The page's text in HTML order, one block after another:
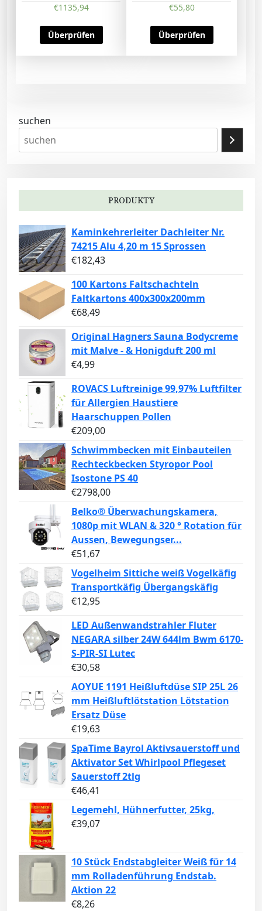
€1135,94
Überprüfen
€55,80
Überprüfen
suchen
PRODUKTY
Kaminkehrerleiter Dachleiter Nr.
74215 Alu 4,20 m 15 Sprossen
€182,43
100 Kartons Faltschachteln
Faltkartons 400x300x200mm
€68,49
Original Hagners Sauna Bodycreme
mit Malve - & Honigduft 200 ml
€4,99
ROVACS Luftreinige 99,97% Luftfilter
für Allergien Haustiere
Haarschuppen Pollen
€209,00
Schwimmbecken mit Einbauteilen
Rechteckbecken Styropor Pool
Isostone PS 40
€2798,00
Belko® Überwachungskamera,
1080p mit WLAN & 320 ° Rotation für
Aussen, Bewegungser...
€51,67
Vogelheim Sittiche weiß Vogelkäfig
Transportkäfig Übergangskäfig
€12,95
LED Außenwandstrahler Fluter
NEGARA silber 24W 644lm Bwm 6170-
S-PIR-SI Lutec
€30,58
AOYUE 1191 Heißluftdüse SIP 25L 26
mm Heißluftlötstation Lötstation
Ersatz Düse
€19,63
SpaTime Bayrol Aktivsauerstoff und
Aktivator Set Whirlpool Pflegeset
Sauerstoff 2tlg
€46,41
Legemehl, Hühnerfutter, 25kg,
€39,07
10 Stück Endstabgleiter Weiß für 14
mm Rolladenführung Endstab.
Aktion 22
€8,26